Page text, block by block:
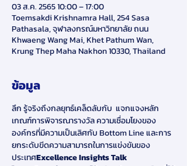
03 ส.ค. 2565 10:00 – 17:00
Toemsakdi Krishnamra Hall, 254 Sasa
Pathasala, จุฬาลงกรณ์มหาวิทยาลัย ถนน
Khwaeng Wang Mai, Khet Pathum Wan,
Krung Thep Maha Nakhon 10330, Thailand
ข้อมูล
ลึก รู้จริงถึงกลยุทธ์เคล็ดลับกับ แจกแจงหลัก
เกณฑ์การพิจารณารางวัล ความเชื่อมโยงของ
องค์กรที่มีความเป็นเลิศกับ Bottom Line และการ
ยกระดับขีดความสามารถในการแข่งขันของ
ประเทศExcellence Insights Talk